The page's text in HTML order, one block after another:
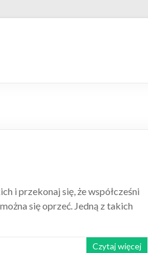
i przekonaj się, że współcześni
się oprzeć. Jedną z takich
Czytaj więcej